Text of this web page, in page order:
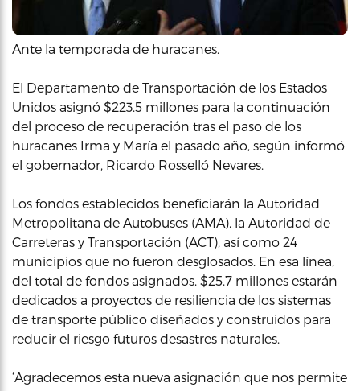
Ante la temporada de huracanes.
El Departamento de Transportación de los Estados
Unidos asignó $223.5 millones para la continuación
del proceso de recuperación tras el paso de los
huracanes Irma y María el pasado año, según informó
el gobernador, Ricardo Rosselló Nevares.
Los fondos establecidos beneficiarán la Autoridad
Metropolitana de Autobuses (AMA), la Autoridad de
Carreteras y Transportación (ACT), así como 24
municipios que no fueron desglosados. En esa línea,
del total de fondos asignados, $25.7 millones estarán
dedicados a proyectos de resiliencia de los sistemas
de transporte público diseñados y construidos para
reducir el riesgo futuros desastres naturales.
‘Agradecemos esta nueva asignación que nos permite